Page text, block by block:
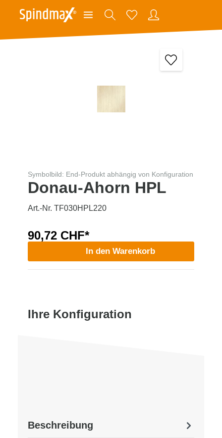
Symbolbild: End-Produkt abhängig von Konfiguration
Donau-Ahorn HPL
Art.-Nr. TF030HPL220
90,72 CHF*
In den Warenkorb
Ihre Konfiguration
Beschreibung